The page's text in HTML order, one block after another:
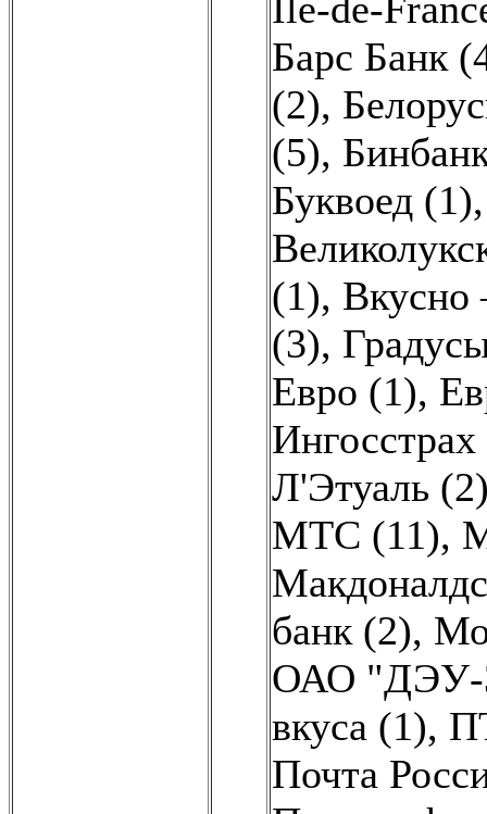
Барс Банк
(2),
(5),
Буквоед (1)
(1), Вкусно
(3),
Евро (1),
Л'Этуаль
МТС (11),
банк (2),
ОАО "ДЭУ-
вкуса (1),
Почта